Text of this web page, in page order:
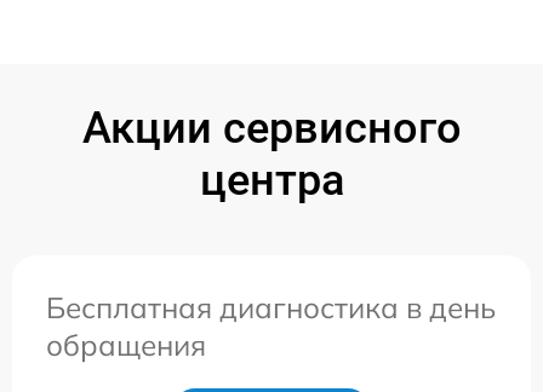
Акции сервисного
центра
Бесплатная диагностика в день
обращения